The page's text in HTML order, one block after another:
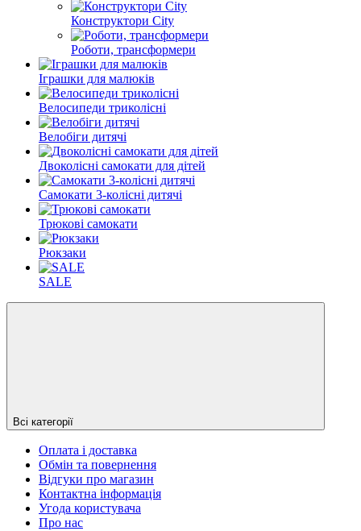
Конструктори City
Роботи, трансформери
Іграшки для малюків
Велосипеди триколісні
Велобіги дитячі
Двоколісні самокати для дітей
Самокати 3-колісні дитячі
Трюкові самокати
Рюкзаки
SALE
Всі категорії
Оплата і доставка
Обмін та повернення
Відгуки про магазин
Контактна інформація
Угода користувача
Про нас